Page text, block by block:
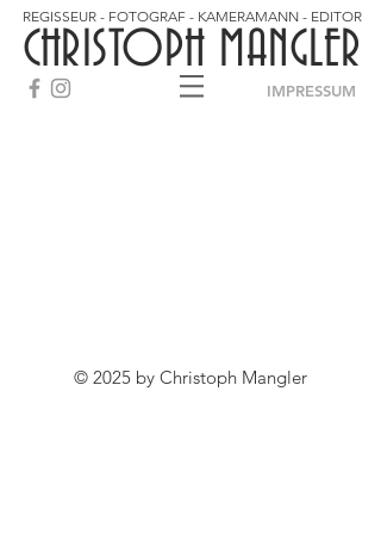
REGISSEUR - FOTOGRAF - KAMERAMANN - EDITOR
CHRISTOPH MANGLER
IMPRESSUM
© 2025 by Christoph Mangler